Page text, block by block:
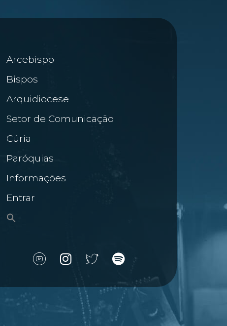
Arcebispo
Bispos
Arquidiocese
Setor de Comunicação
Cúria
Paróquias
Informações
Entrar